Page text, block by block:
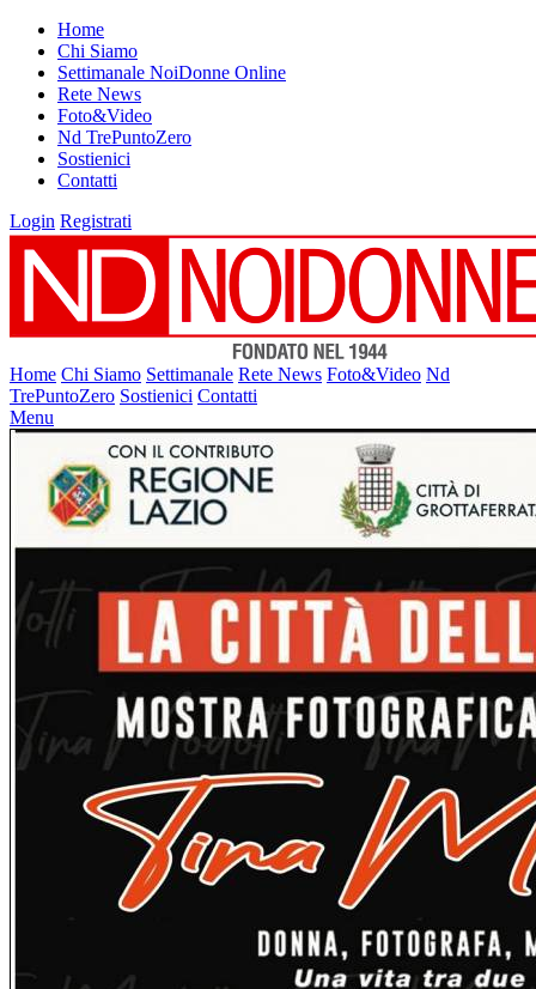
Home
Chi Siamo
Settimanale NoiDonne Online
Rete News
Foto&Video
Nd TrePuntoZero
Sostienici
Contatti
Login Registrati
Home Chi Siamo Settimanale Rete News Foto&Video Nd
TrePuntoZero Sostienici Contatti
Menu